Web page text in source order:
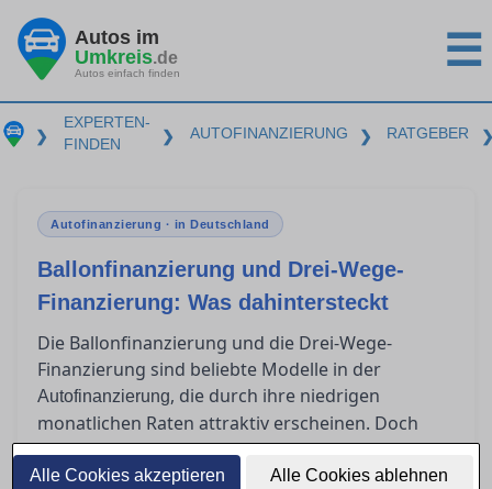
Alle Cookies akzeptieren Alle Cookies ablehnen
Autos im
Umkreis.de
Autos einfach finden ☰
❯
EXPERTEN-
FINDEN
❯ AUTOFINANZIERUNG ❯ RATGEBER
Autofinanzierung · in Deutschland
Ballonfinanzierung und Drei-Wege-
Finanzierung: Was dahintersteckt
Die Ballonfinanzierung und die Drei-Wege-
Finanzierung sind beliebte Modelle in der
Autofinanzierung, die durch ihre niedrigen
monatlichen Raten attraktiv erscheinen. Doch
was passiert am Ende der Laufzeit? Für wen sind
diese Modelle geeignet, und welche Risiken